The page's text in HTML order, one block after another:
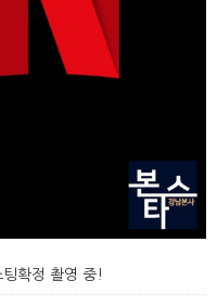
확정 촬영 중!